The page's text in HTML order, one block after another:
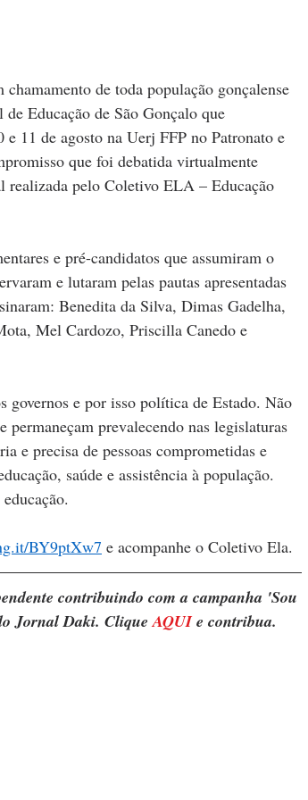
de toda população gonçalense
Educação de São Gonçalo que
11 de agosto na Uerj FFP no Patronato e
que foi debatida virtualmente
realizada pelo Coletivo ELA – Educação
e pré-candidatos que assumiram o
e lutaram pelas pautas apresentadas
Benedita da Silva, Dimas Gadelha,
Mel Cardozo, Priscilla Canedo e
governos e por isso política de Estado. Não
prevalecendo nas legislaturas
e precisa de pessoas comprometidas e
saúde e assistência à população.
BY9ptXw7 e acompanhe o Coletivo Ela.
contribuindo com a campanha 'Sou
Jornal Daki. Clique AQUI e contribua.